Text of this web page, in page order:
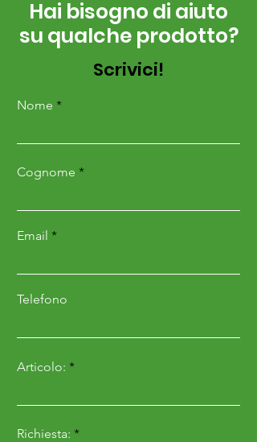
Hai bisogno di aiuto
su qualche prodotto?
Scrivici!
Nome
Cognome
Email
Telefono
Articolo:
Richiesta: